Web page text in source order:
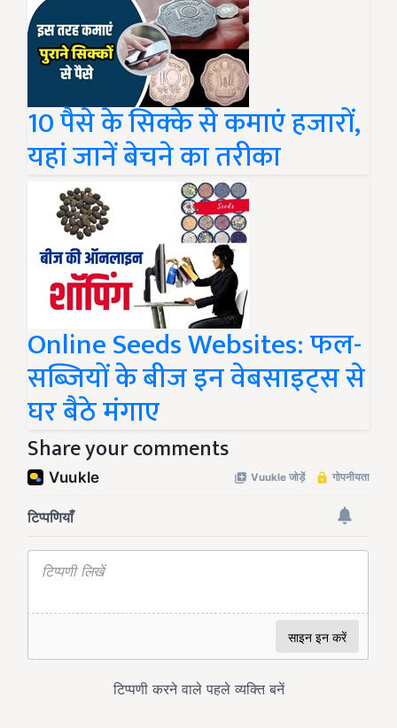
10 पैसे के सिक्के से कमाएं हजारों,
यहां जानें बेचने का तरीका
Online Seeds Websites: फल-
सब्ज़ियों के बीज इन वेबसाइट्स से
घर बैठे मंगाए
Share your comments